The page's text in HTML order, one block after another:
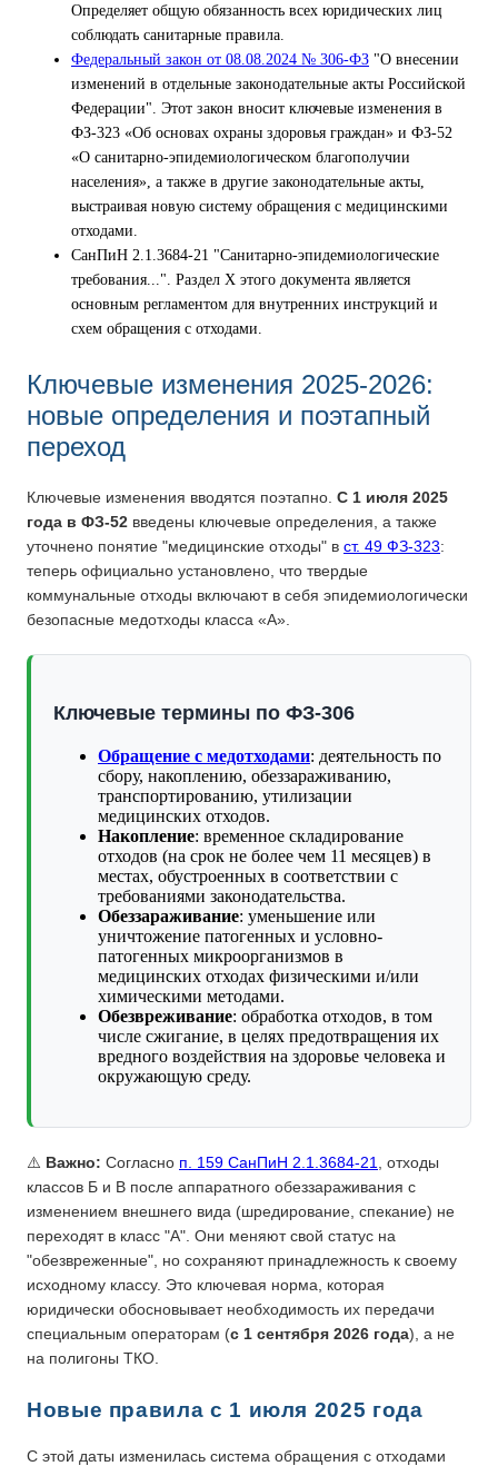
Определяет общую обязанность всех юридических лиц
соблюдать санитарные правила.
Федеральный закон от 08.08.2024 № 306-ФЗ "О внесении
изменений в отдельные законодательные акты Российской
Федерации". Этот закон вносит ключевые изменения в
ФЗ-323 «Об основах охраны здоровья граждан» и ФЗ-52
«О санитарно-эпидемиологическом благополучии
населения», а также в другие законодательные акты,
выстраивая новую систему обращения с медицинскими
отходами.
СанПиН 2.1.3684-21 "Санитарно-эпидемиологические
требования...". Раздел X этого документа является
основным регламентом для внутренних инструкций и
схем обращения с отходами.
Ключевые изменения 2025-2026:
новые определения и поэтапный
переход
Ключевые изменения вводятся поэтапно. С 1 июля 2025
года в ФЗ-52 введены ключевые определения, а также
уточнено понятие "медицинские отходы" в ст. 49 ФЗ-323:
теперь официально установлено, что твердые
коммунальные отходы включают в себя эпидемиологически
безопасные медотходы класса «А».
Ключевые термины по ФЗ-306
Обращение с медотходами: деятельность по
сбору, накоплению, обеззараживанию,
транспортированию, утилизации
медицинских отходов.
Накопление: временное складирование
отходов (на срок не более чем 11 месяцев) в
местах, обустроенных в соответствии с
требованиями законодательства.
Обеззараживание: уменьшение или
уничтожение патогенных и условно-
патогенных микроорганизмов в
медицинских отходах физическими и/или
химическими методами.
Обезвреживание: обработка отходов, в том
числе сжигание, в целях предотвращения их
вредного воздействия на здоровье человека и
окружающую среду.
⚠️ Важно: Согласно п. 159 СанПиН 2.1.3684-21
, отходы
классов Б и В после аппаратного обеззараживания с
изменением внешнего вида (шредирование, спекание) не
переходят в класс "А". Они меняют свой статус на
"обезвреженные", но сохраняют принадлежность к своему
исходному классу. Это ключевая норма, которая
юридически обосновывает необходимость их передачи
специальным операторам (с 1 сентября 2026 года), а не
на полигоны ТКО.
Новые правила с 1 июля 2025 года
С этой даты изменилась система обращения с отходами